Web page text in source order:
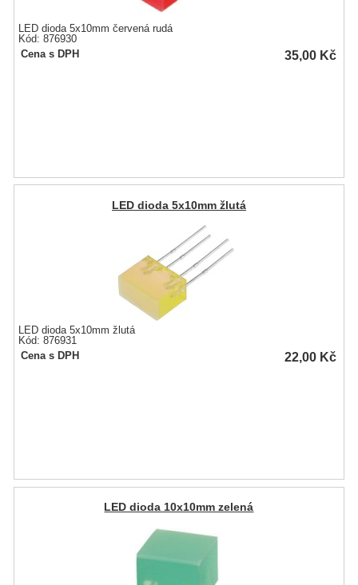
LED dioda 5x10mm červená rudá
Kód: 876930
Cena s DPH
35,00 Kč
LED dioda 5x10mm žlutá
LED dioda 5x10mm žlutá
Kód: 876931
Cena s DPH
22,00 Kč
LED dioda 10x10mm zelená